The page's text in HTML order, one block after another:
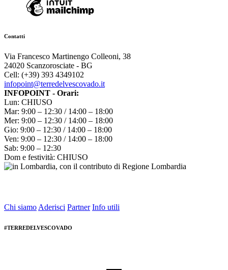
Contatti
Via Francesco Martinengo Colleoni, 38
24020 Scanzorosciate - BG
Cell: (+39) 393 4349102
infopoint@terredelvescovado.it
INFOPOINT - Orari:
Lun: CHIUSO
Mar: 9:00 – 12:30 / 14:00 – 18:00
Mer: 9:00 – 12:30 / 14:00 – 18:00
Gio: 9:00 – 12:30 / 14:00 – 18:00
Ven: 9:00 – 12:30 / 14:00 – 18:00
Sab: 9:00 – 12:30
Dom e festività: CHIUSO
Chi siamo Aderisci Partner Info utili
#TERREDELVESCOVADO